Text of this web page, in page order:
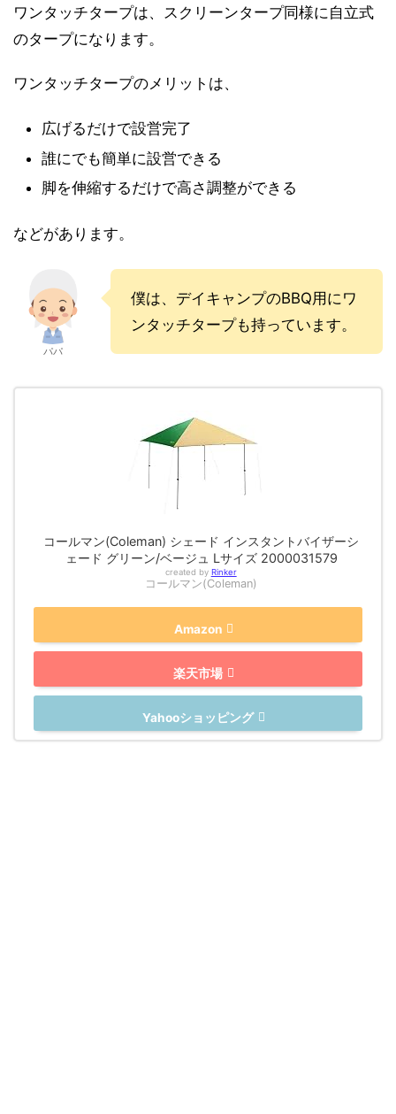
ワンタッチタープは、スクリーンタープ同様に自立式
のタープになります。
ワンタッチタープのメリットは、
広げるだけで設営完了
誰にでも簡単に設営できる
脚を伸縮するだけで高さ調整ができる
などがあります。
パパ
僕は、デイキャンプのBBQ用にワ
ンタッチタープも持っています。
コールマン(Coleman) シェード インスタントバイザーシ
ェード グリーン/ベージュ Lサイズ 2000031579
created by Rinker
コールマン(Coleman)
Amazon
楽天市場
Yahooショッピング